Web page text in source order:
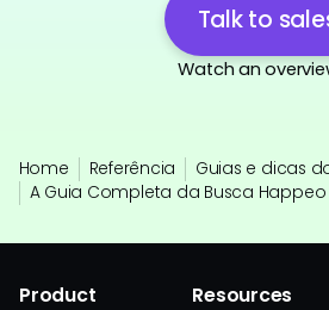
Talk to
Watch an
Home Referência
Guias e dicas
A Guia Completa da Busca Happeo
Product Resources